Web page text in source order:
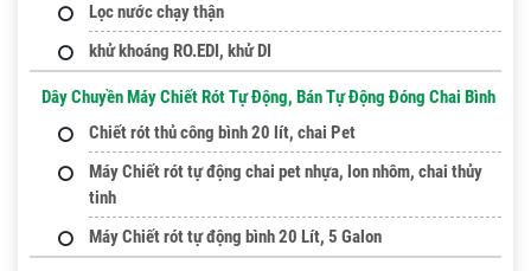
Lọc nước chạy thận
khử khoáng RO.EDI, khử DI
Dây Chuyền Máy Chiết Rót Tự Động, Bán Tự Động Đóng Chai Bình
Chiết rót thủ công bình 20 lít, chai Pet
Máy Chiết rót tự động chai pet nhựa, lon nhôm, chai thủy
tinh
Máy Chiết rót tự động bình 20 Lít, 5 Galon